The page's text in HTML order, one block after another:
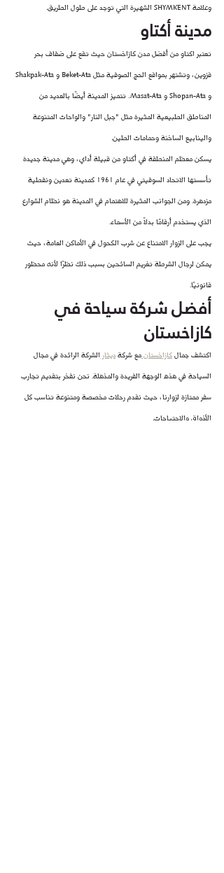
وعلامة SHYMKENT الشهيرة التي توجد على طول الطريق.
مدينة أكتاو
تعتبر اكتاو من أفضل مدن كازاخستان حيث تقع على ضفاف بحر
و Shopan-Ata و Masat-Ata. تتميز المدينة أيضًا بالعديد من
المناطق الطبيعية المثيرة مثل "جبل النار" والواحات المتنوعة
والينابيع الساخنة وحمامات الطين.
يسكن معظم المنطقة في أكتاو من قبيلة أداي، وهي مدينة جديدة
تأسستها الاتحاد السوفيتي في عام 1961 كمدينة تعدين ونفطية
مزدهرة. ومن الجوانب المثيرة للاهتمام في المدينة هو نظام الشوارع
الذي يستخدم أرقامًا بدلاً من الأسماء.
يجب على الزوار الامتناع عن شرب الكحول في الأماكن العامة، حيث
يمكن لرجال الشرطة تغريم السائحين بسبب ذلك نظرًا لأنه محظور
قانونيًا.
أفضل شركة سياحة في
كازاخستان
اكتشف جمال كازاخستان مع شركة ديثار الشركة الرائدة في مجال
السياحة في هذه الوجهة الفريدة والمذهلة. نحن نفخر بتقديم تجارب
سفر ممتازة لزوارنا، حيث نقدم رحلات مخصصة ومتنوعة تناسب كل
الأذواق والاحتياجات.